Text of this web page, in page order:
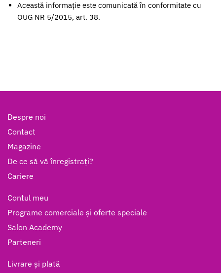
Această informație este comunicată în conformitate cu
OUG NR 5/2015, art. 38.
Despre noi
Contact
Magazine
De ce să vă înregistrați?
Cariere
Contul meu
Programe comerciale și oferte speciale
Salon Academy
Parteneri
Livrare și plată